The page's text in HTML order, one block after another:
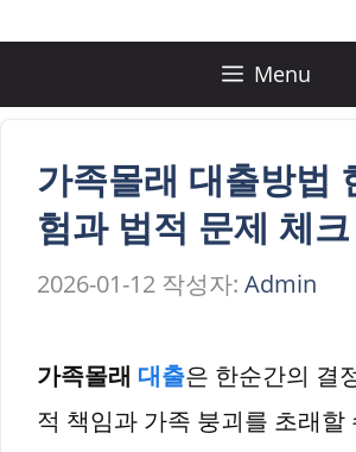
츠
Menu
가족몰래 대출방법
험과 법적 문제 체크
2026-01-12 작성자: Admin
가족몰래 대출은 한순간의 결
적 책임과 가족 붕괴를 초래할